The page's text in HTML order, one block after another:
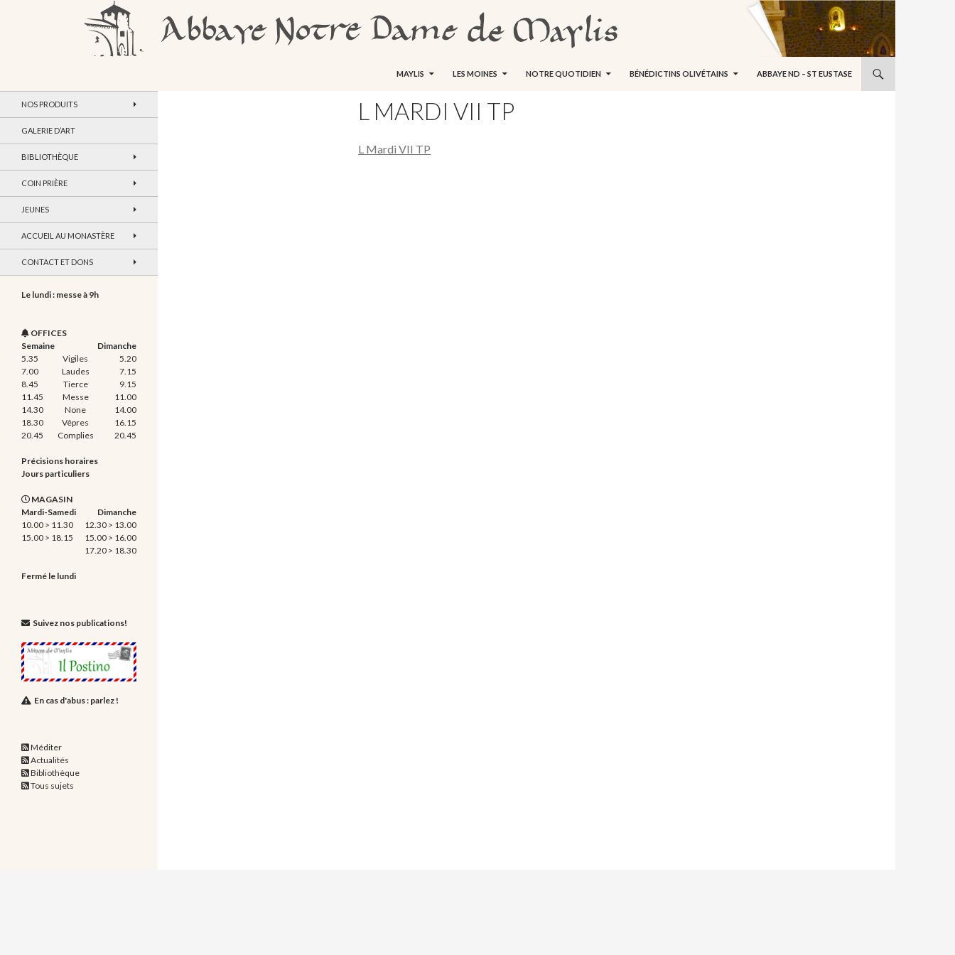
MAYLIS
LES MOINES NOTRE QUOTIDIEN BÉNÉDICTINS OLIVÉTAINS ABBAYE ND – ST EUSTASE
L MARDI VII TP
L Mardi VII TP
NOS PRODUITS
GALERIE D’ART
BIBLIOTHÈQUE
COIN PRIÈRE
JEUNES
ACCUEIL AU MONASTÈRE
CONTACT ET DONS
Le lundi : messe à 9h
OFFICES
Semaine
Dimanche
5.35
Vigiles
5.20
7.00
Laudes
7.15
8.45
Tierce
9.15
11.45
Messe
11.00
14.30
None
14.00
18.30
Vêpres
16.15
20.45
Complies 20.45
Précisions horaires
Jours particuliers
MAGASIN
Mardi-Samedi
Dimanche
10.00 > 11.30
12.30 > 13.00
15.00 > 18.15
15.00 > 16.00
17.20 > 18.30
Fermé le lundi
Suivez nos publications!
En cas d'abus : parlez !
Méditer
Actualités
Bibliothèque
Tous sujets